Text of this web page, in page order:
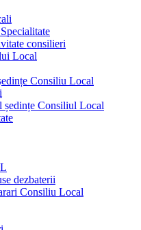
consilieri
Local
Consiliu Local
ședințe Consiliul Local
dezbaterii
Consiliu Local